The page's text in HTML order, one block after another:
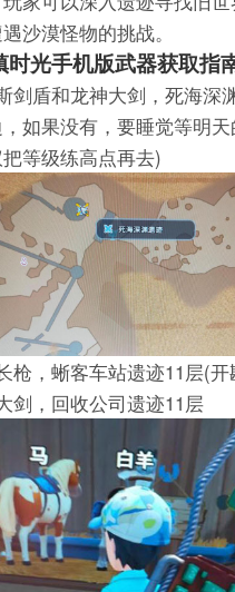
沙漠怪物的挑战。
时光手机版武器获取指
剑盾和龙神大剑，死海深
如果没有，要睡觉等明
等级练高点再去)
枪，蜥客车站遗迹11层(
剑，回收公司遗迹11层